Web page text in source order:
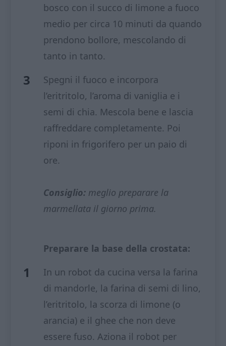
bosco con il succo di limone a fuoco
medio per circa 10 minuti da quando
prendono bollore, mescolando di
tanto in tanto.
Spegni il fuoco e incorpora
l’eritritolo, l’aroma di vaniglia e i
semi di chia. Mescola bene e lascia
raffreddare completamente. Poi
riponi in frigorifero per un paio di
ore.
Consiglio: meglio preparare la
marmellata il giorno prima.
Preparare la base della crostata:
In un robot da cucina versa la farina
di mandorle, la farina di semi di lino,
l’eritritolo, la scorza di limone (o
arancia) e il ghee che non deve
essere fuso. Aziona il robot per